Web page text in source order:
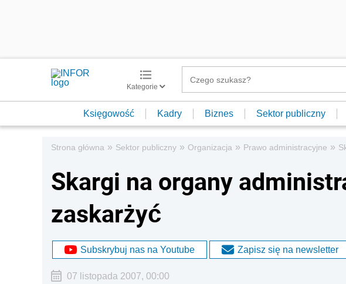
Kategorie
Księgowość Kadry Biznes Sektor publiczny
Strona główna » Sektor publiczny » Organizacja » Prawo administracyjne »
Skargi na organy
zaskarżyć
Subskrybuj nas na Youtube Zapisz się na newsletter
07 listopada 2007, 00:00